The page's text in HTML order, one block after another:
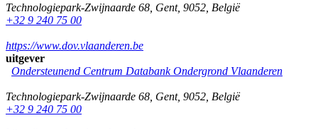
Technologiepark-Zwijnaarde 68 Gent, 9052 België
+32 9 240 75 00
https://www.dov.vlaanderen.be
uitgever
Ondersteunend Centrum Databank Ondergrond Vlaanderen
Technologiepark-Zwijnaarde 68 Gent, 9052 België
+32 9 240 75 00